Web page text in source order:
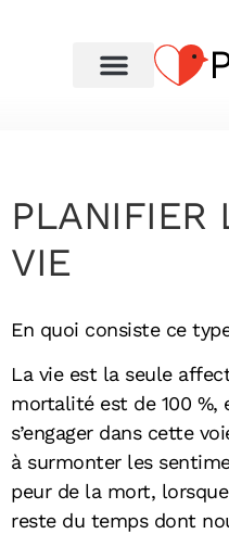
PLANIFIER
VIE
En quoi consiste ce
La vie est la seule
mortalité est de 100
s’engager dans cette
à surmonter les
peur de la mort,
reste du temps dont